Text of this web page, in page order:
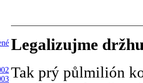
Legalizujme
Tak prý půlmilión